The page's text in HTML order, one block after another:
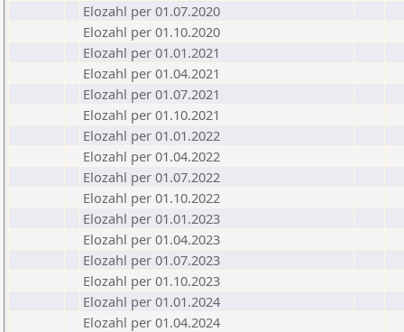
Elozahl per 01.07.2020
Elozahl per 01.10.2020
Elozahl per 01.01.2021
Elozahl per 01.04.2021
Elozahl per 01.07.2021
Elozahl per 01.10.2021
Elozahl per 01.01.2022
Elozahl per 01.04.2022
Elozahl per 01.07.2022
Elozahl per 01.10.2022
Elozahl per 01.01.2023
Elozahl per 01.04.2023
Elozahl per 01.07.2023
Elozahl per 01.10.2023
Elozahl per 01.01.2024
Elozahl per 01.04.2024